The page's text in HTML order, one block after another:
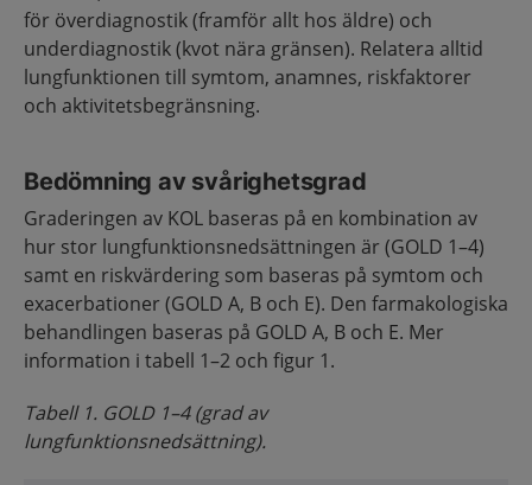
för överdiagnostik (framför allt hos äldre) och
underdiagnostik (kvot nära gränsen). Relatera alltid
lungfunktionen till symtom, anamnes, riskfaktorer
och aktivitetsbegränsning.
Bedömning av svårighetsgrad
Graderingen av KOL baseras på en kombination av
hur stor lungfunktionsnedsättningen är (GOLD 1–4)
samt en riskvärdering som baseras på symtom och
exacerbationer (GOLD A, B och E). Den farmakologiska
behandlingen baseras på GOLD A, B och E. Mer
information i tabell 1–2 och figur 1.
Tabell 1. GOLD 1–4 (grad av
lungfunktionsnedsättning).